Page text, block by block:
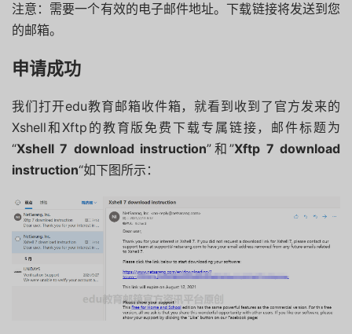
注意：需要一个有效的电子邮件地址。下载链接将发送到您
的邮箱。
申请成功
我们打开edu教育邮箱收件箱，就看到收到了官方发来的
Xshell和Xftp的教育版免费下载专属链接，邮件标题为
“Xshell 7 download instruction”和”Xftp 7 download
instruction“如下图所示：